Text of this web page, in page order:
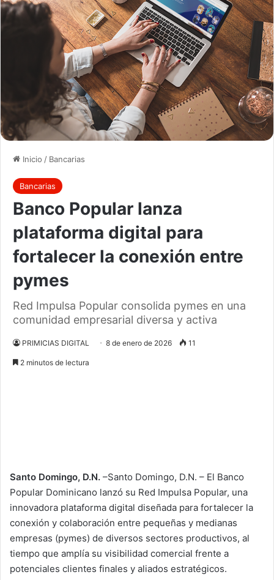
Inicio / Bancarias
Bancarias
Banco Popular lanza
plataforma digital para
fortalecer la conexión entre
pymes
Red Impulsa Popular consolida pymes en una
comunidad empresarial diversa y activa
PRIMICIAS DIGITAL 8 de enero de 2026 11
2 minutos de lectura
Santo Domingo, D.N. –Santo Domingo, D.N. – El Banco
Popular Dominicano lanzó su Red Impulsa Popular, una
innovadora plataforma digital diseñada para fortalecer la
conexión y colaboración entre pequeñas y medianas
empresas (pymes) de diversos sectores productivos, al
tiempo que amplía su visibilidad comercial frente a
potenciales clientes finales y aliados estratégicos.